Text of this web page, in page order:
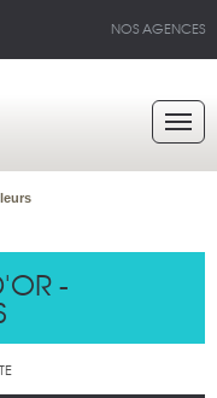
NOS AGENCES
-